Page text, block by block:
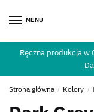
MENU
Ręczna produkcja w
Strona główna / Kolory /